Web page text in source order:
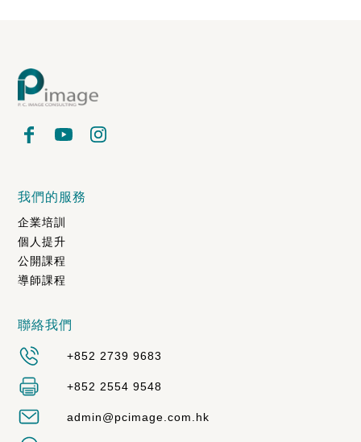
我們的服務
企業培訓
個人提升
公開課程
導師課程
聯絡我們
+852 2739 9683
+852 2554 9548
admin@pcimage.com.hk